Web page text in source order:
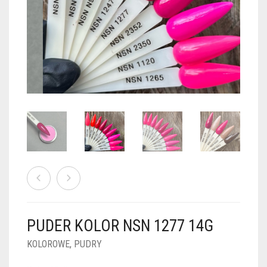
PUDRY BROKATOWE
PUDRY Z DROBINKAMI
PUDRY KOLOR PUR
PUDRY BUDUJĄCE
PUDRY DO FRENCH
PUDRY GALAXY
PUDRY SPARKLE
PUDRY TERMICZNE
PUDRY ŚWIECĄCE
FOIL DIP
PUDER KOLOR NSN 1277 14G
KOLOROWE, PUDRY